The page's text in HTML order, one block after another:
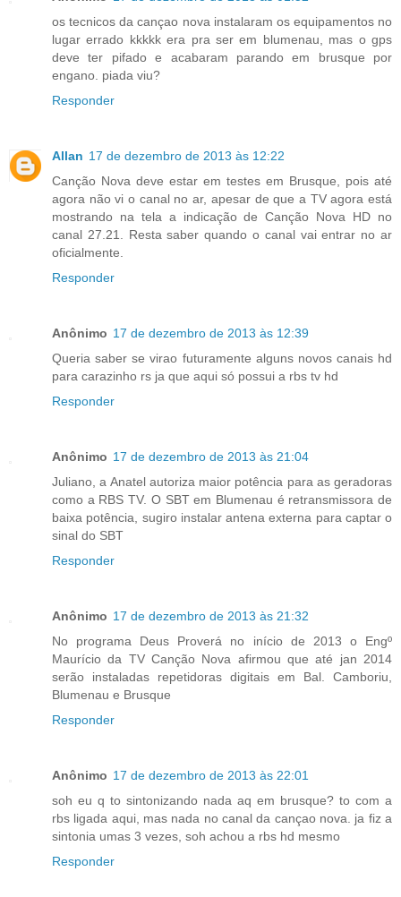
os tecnicos da cançao nova instalaram os equipamentos no
lugar errado kkkkk era pra ser em blumenau, mas o gps
deve ter pifado e acabaram parando em brusque por
engano. piada viu?
Responder
Allan 17 de dezembro de 2013 às 12:22
Canção Nova deve estar em testes em Brusque, pois até
agora não vi o canal no ar, apesar de que a TV agora está
mostrando na tela a indicação de Canção Nova HD no
canal 27.21. Resta saber quando o canal vai entrar no ar
oficialmente.
Responder
Anônimo 17 de dezembro de 2013 às 12:39
Queria saber se virao futuramente alguns novos canais hd
para carazinho rs ja que aqui só possui a rbs tv hd
Responder
Anônimo 17 de dezembro de 2013 às 21:04
Juliano, a Anatel autoriza maior potência para as geradoras
como a RBS TV. O SBT em Blumenau é retransmissora de
baixa potência, sugiro instalar antena externa para captar o
sinal do SBT
Responder
Anônimo 17 de dezembro de 2013 às 21:32
No programa Deus Proverá no início de 2013 o Engº
Maurício da TV Canção Nova afirmou que até jan 2014
serão instaladas repetidoras digitais em Bal. Camboriu,
Blumenau e Brusque
Responder
Anônimo 17 de dezembro de 2013 às 22:01
soh eu q to sintonizando nada aq em brusque? to com a
rbs ligada aqui, mas nada no canal da cançao nova. ja fiz a
sintonia umas 3 vezes, soh achou a rbs hd mesmo
Responder